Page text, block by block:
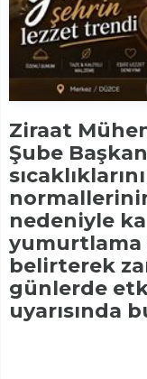
Ziraat
Şube
nedeniyle
belirterek
günlerde
uyarısında